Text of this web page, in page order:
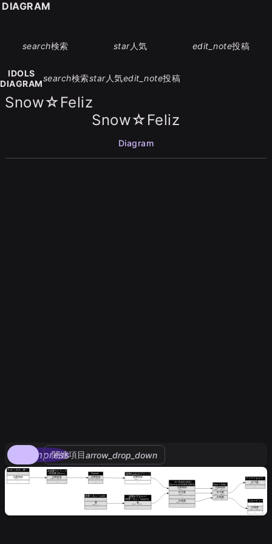
search検索 star人気 edit_note投稿
IDOLS
DIAGRAM
search検索star人気edit_note投稿
Snow☆Feliz
Snow☆Feliz
Diagram
compress
関連項目arrow_drop_down